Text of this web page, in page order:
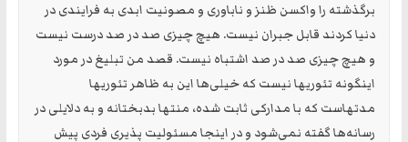
برگذشته را واکسن ظنز و ناباوری و مصونیت ابدی به فرایندی در
دنیا کردند قابل جبران نیست. هیچ چیزی صد در صد درست نیست
و هیچ چیزی صد در صد اشتباه نیست. قصد من تبلیغ در مورد
اینگونه تئوریها نیست که خیلی‌ها این به ظاهر تئوریها
مدتهاست که با مدارکی ثابت شده، منتها بدبختانه و به دلایلی در
رسانه‌ها گفته نمی‌شود و در اینجا مسئولیت پذیری فردی پیش